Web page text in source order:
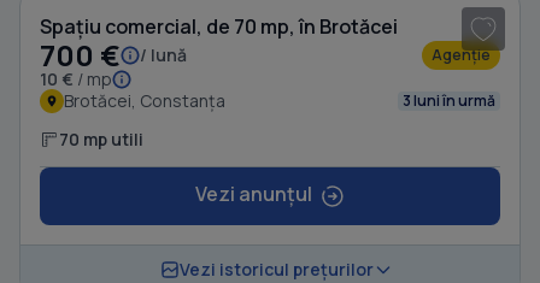
Spațiu comercial, de 70 mp, în Brotăcei
700 €
/ lună
10 € / mp
Agenție
Brotăcei, Constanța 3 luni în urmă
70 mp utili
Vezi anunțul
Vezi istoricul prețurilor